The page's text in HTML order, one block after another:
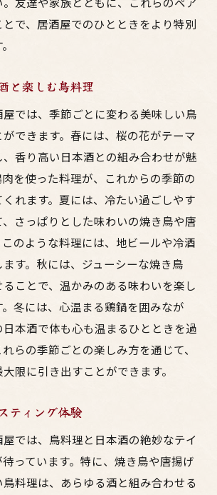
で、居酒屋でのひとときをより特別
と楽しむ鳥料理
では、季節ごとに変わる美味しい鳥
できます。春には、桜の花がテーマ
香り高い日本酒との組み合わせが魅
を使った料理が、これからの季節の
れます。夏には、冷たい過ごしやす
さっぱりとした味わいの焼き鳥や唐
のような料理には、地ビールや冷酒
す。秋には、ジューシーな焼き鳥
ことで、温かみのある味わいを楽し
冬には、心温まる鶏鍋を囲みなが
日本酒で体も心も温まるひとときを過
らの季節ごとの楽しみ方を通じて、
限に引き出すことができます。
ティング体験
では、鳥料理と日本酒の絶妙なテイ
っています。特に、焼き鳥や唐揚げ
料理は、あらゆる酒と組み合わせる